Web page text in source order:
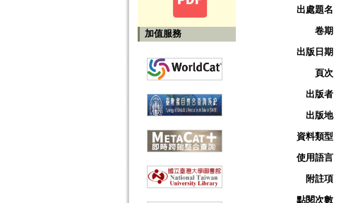
加值服務
出處題名
卷期
出版日期
頁次
出版者
出版地
資料類型
使用語言
附註項
點閱次數